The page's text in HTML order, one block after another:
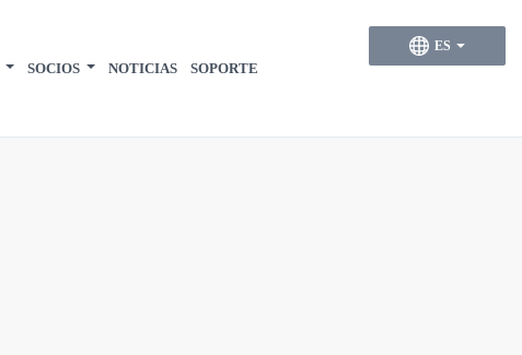
SOCIOS NOTICIAS SOPORTE
ES